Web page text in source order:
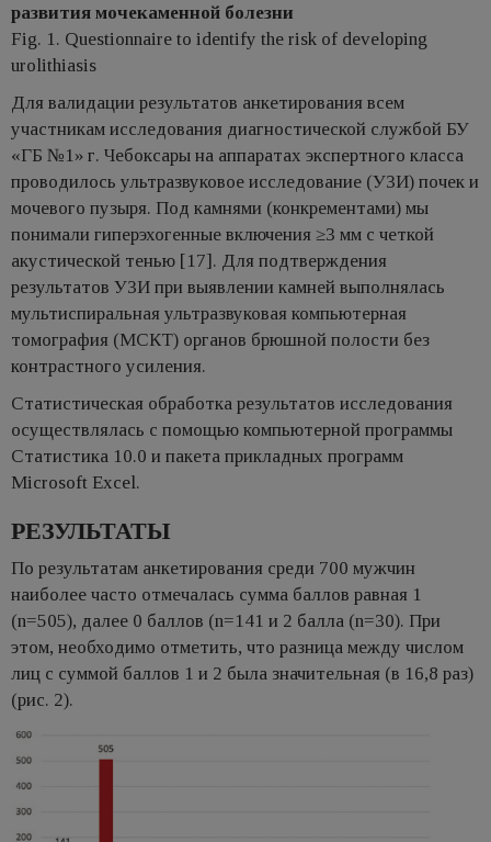
развития мочекаменной болезни
Fig. 1. Questionnaire to identify the risk of developing
urolithiasis
Для валидации результатов анкетирования всем
участникам исследования диагностической службой БУ
«ГБ №1» г. Чебоксары на аппаратах экспертного класса
проводилось ультразвуковое исследование (УЗИ) почек и
мочевого пузыря. Под камнями (конкрементами) мы
понимали гиперэхогенные включения ≥3 мм с четкой
акустической тенью [17]. Для подтверждения
результатов УЗИ при выявлении камней выполнялась
мультиспиральная ультразвуковая компьютерная
томография (МСКТ) органов брюшной полости без
контрастного усиления.
Статистическая обработка результатов исследования
осуществлялась с помощью компьютерной программы
Статистика 10.0 и пакета прикладных программ
Microsoft Excel.
РЕЗУЛЬТАТЫ
По результатам анкетирования среди 700 мужчин
наиболее часто отмечалась сумма баллов равная 1
(n=505), далее 0 баллов (n=141 и 2 балла (n=30). При
этом, необходимо отметить, что разница между числом
лиц с суммой баллов 1 и 2 была значительная (в 16,8 раз)
(рис. 2).